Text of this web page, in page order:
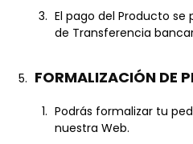
El pago del Producto se
de Transferencia
FORMALIZACIÓN DE
Podrás formalizar tu
nuestra Web.